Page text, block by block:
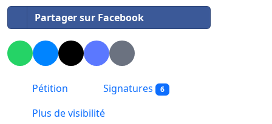
Partager sur Facebook
Pétition Signatures 6
Plus de visibilité